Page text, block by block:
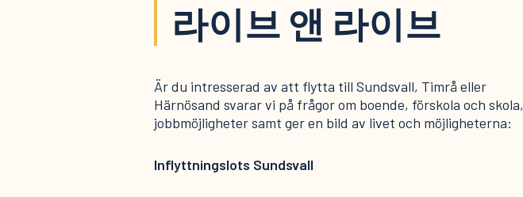
라이브 앤 라이브
Är du intresserad av att flytta till Sundsvall, Timrå eller
Härnösand svarar vi på frågor om boende, förskola och skola,
jobbmöjligheter samt ger en bild av livet och möjligheterna:
Inflyttningslots Sundsvall